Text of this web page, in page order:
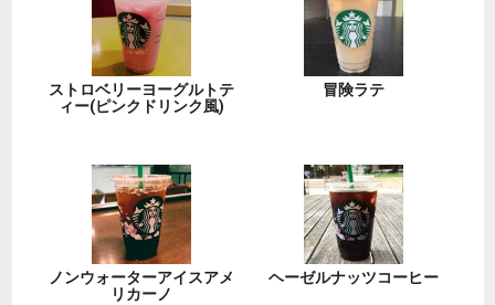
ストロベリーヨーグルトテ
ィー(ピンクドリンク風)
冒険ラテ
ノンウォーターアイスアメ
リカーノ
ヘーゼルナッツコーヒー